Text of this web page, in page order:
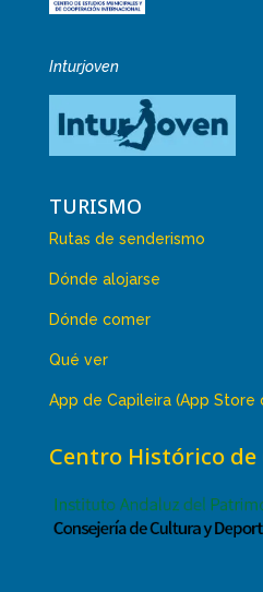
Inturjoven
TURISMO
Rutas de senderismo
Dónde alojarse
Dónde comer
Qué ver
App de Capileira (App Store
Centro Histórico de